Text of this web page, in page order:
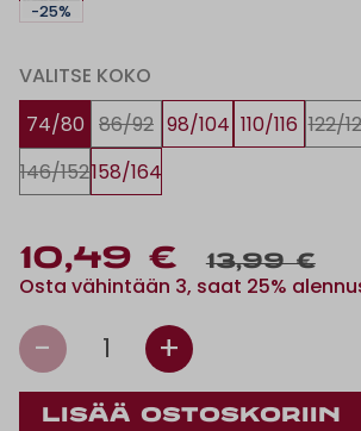
-25%
VALITSE KOKO
74/80 86/92 98/104 110/116 122/
146/152158/164
10,49 € 13,99 €
Osta vähintään 3, saat 25%
- 1 +